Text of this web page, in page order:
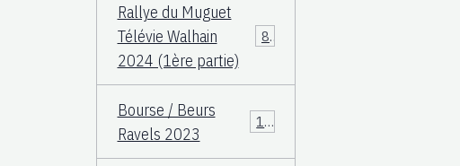
Rallye du Muguet
Télévie Walhain
2024 (1ère partie)
88
Bourse / Beurs
Ravels 2023
12